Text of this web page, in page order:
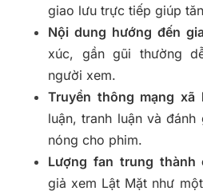
giao lưu trực tiếp giúp
Nội dung hướng đến
xúc, gần gũi thường
người xem.
Truyền thông mạng xã
luận, tranh luận và
nóng cho phim.
Lượng fan trung thành
giả xem Lật Mặt như